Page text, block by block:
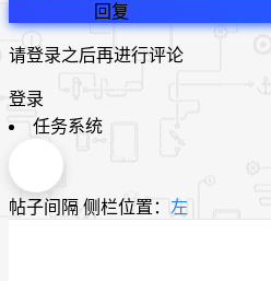
回复
请登录之后再进行评论
登录
任务系统
帖子间隔 侧栏位置： 左